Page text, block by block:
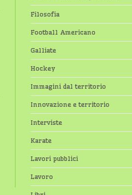
Filosofia
Football Americano
Galliate
Hockey
Immagini dal territorio
Innovazione e territorio
Interviste
Karate
Lavori pubblici
Lavoro